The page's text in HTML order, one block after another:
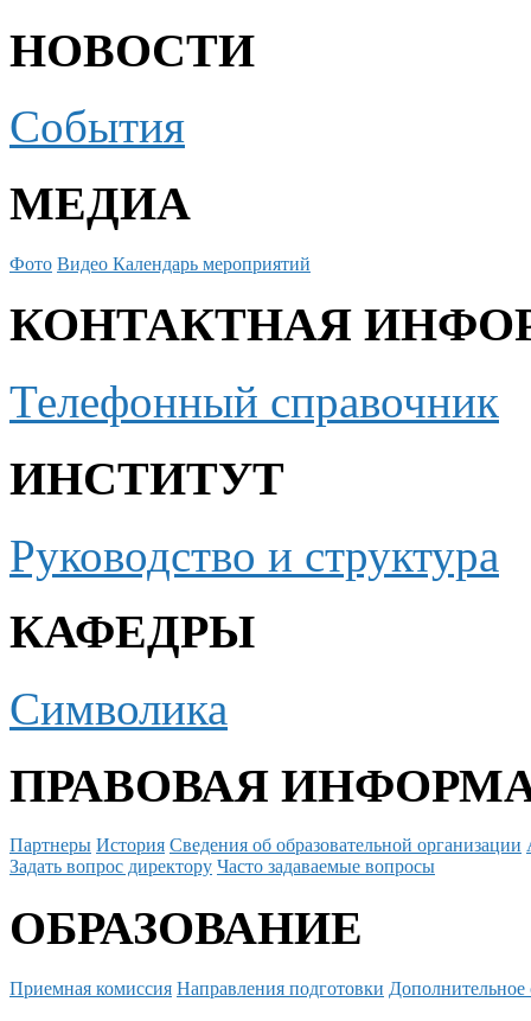
НОВОСТИ
События
МЕДИА
Фото Видео Календарь мероприятий
КОНТАКТНАЯ
Телефонный справочник
ИНСТИТУТ
Руководство и структура
КАФЕДРЫ
Символика
ПРАВОВАЯ
Партнеры История Сведения об образовательной организации
Задать вопрос директору Часто задаваемые вопросы
ОБРАЗОВАНИЕ
Приемная комиссия Направления подготовки Дополнительное